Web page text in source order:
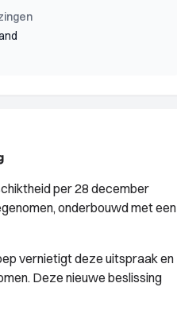
per 28 december
onderbouwd met een
vernietigt deze uitspraak en
Deze nieuwe beslissing